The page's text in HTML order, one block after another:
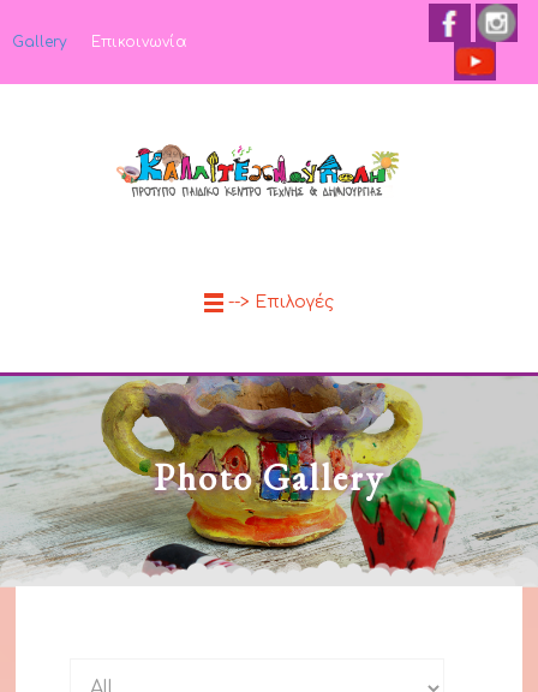
Gallery Επικοινωνία
--> Επιλογές
Photo Gallery